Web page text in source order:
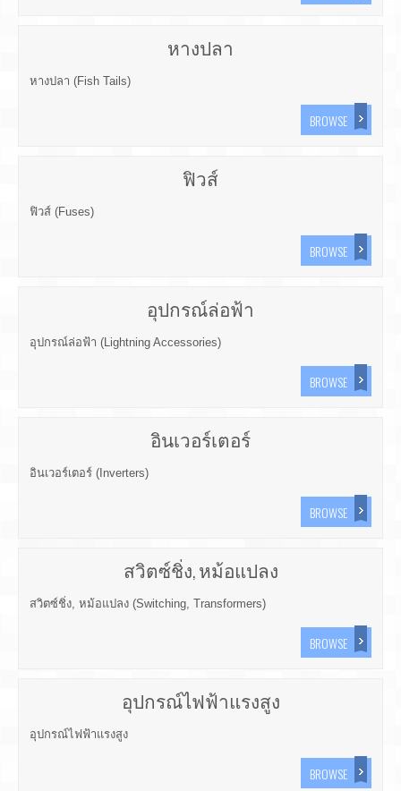
หางปลา
หางปลา (Fish Tails)
BROWSE
ฟิวส์
ฟิวส์ (Fuses)
BROWSE
อุปกรณ์ล่อฟ้า
อุปกรณ์ล่อฟ้า (Lightning Accessories)
BROWSE
อินเวอร์เตอร์
อินเวอร์เตอร์ (Inverters)
BROWSE
สวิตซ์ชิ่ง, หม้อแปลง
สวิตซ์ชิ่ง, หม้อแปลง (Switching, Transformers)
BROWSE
อุปกรณ์ไฟฟ้าแรงสูง
อุปกรณ์ไฟฟ้าแรงสูง
BROWSE